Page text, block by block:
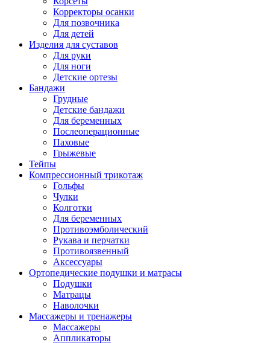
Корректоры осанки
Для позвочника
Для детей
Изделия для суставов
Для руки
Для ноги
Детские ортезы
Бандажи
Грудные
Детские бандажи
Для беременных
Послеоперационные
Паховые
Грыжевые
Тейпы
Компрессионный трикотаж
Гольфы
Чулки
Колготки
Для беременных
Противоэмболический
Рукава и перчатки
Противоязвенный
Аксессуары
Ортопедические подушки и матрасы
Подушки
Матрацы
Наволочки
Массажеры и тренажеры
Массажеры
Аппликаторы